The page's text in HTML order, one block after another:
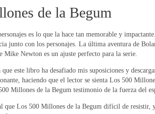
de la Begum
es lo que la hace tan memorable y
junto con los personajes. La última aventura de
Newton es un ajuste perfecto para la serie.
este libro ha desafiado mis suposiciones y
haciendo que el lector se sienta Los 500
Millones de la Begum testimonio de la fuerza del
Los 500 Millones de la Begum difícil de resistir,